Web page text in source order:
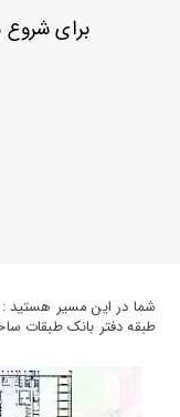
بازیابی
برای
شما در این مسیر هستید :
طبقه دفتر بانک طبقات ساختمان طرحی